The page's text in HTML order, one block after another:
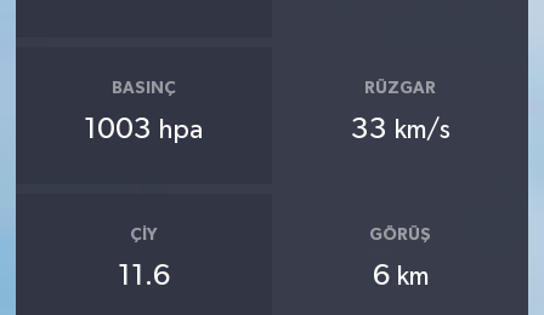
BASINÇ
1003 hpa
RÜZGAR
33 km/s
ÇIY
11.6
GÖRÜŞ
6 km